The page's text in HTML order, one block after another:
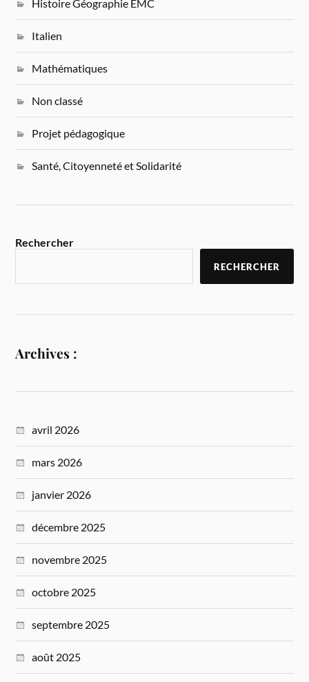
Histoire Géographie EMC
Italien
Mathématiques
Non classé
Projet pédagogique
Santé, Citoyenneté et Solidarité
Rechercher
RECHERCHER
Archives :
avril 2026
mars 2026
janvier 2026
décembre 2025
novembre 2025
octobre 2025
septembre 2025
août 2025